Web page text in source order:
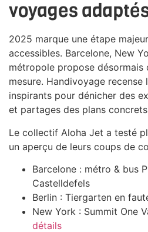
voyages
2025 marque une étape
accessibles. Barcelone, New
métropole propose désormais
mesure. Handivoyage recense
inspirants pour dénicher des
et partages des plans
Le collectif Aloha Jet a testé
un aperçu de leurs coups de
Barcelone : métro & bus
Castelldefels
Berlin : Tiergarten en
New York : Summit One
détails